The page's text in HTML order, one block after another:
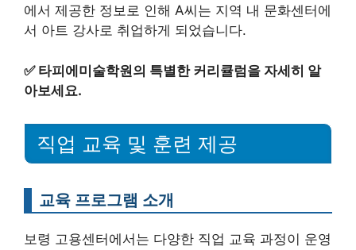
에서 제공한 정보로 인해 A씨는 지역 내 문화센터에
서 아트 강사로 취업하게 되었습니다.
✅ 타피에미술학원의 특별한 커리큘럼을 자세히 알
아보세요.
직업 교육 및 훈련 제공
교육 프로그램 소개
보령 고용센터에서는 다양한 직업 교육 과정이 운영